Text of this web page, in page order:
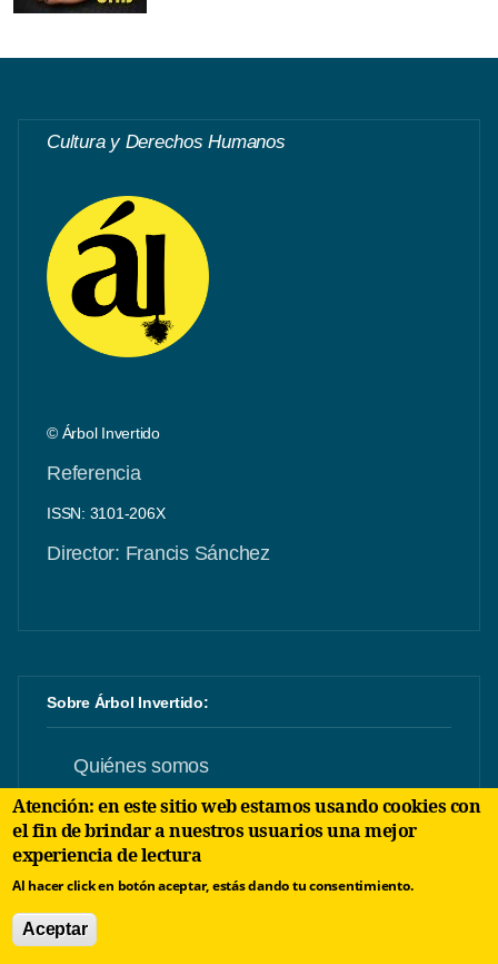
Cultura y Derechos Humanos
© Árbol Invertido
Referencia
ISSN: 3101-206X
Director: Francis Sánchez
Sobre Árbol Invertido:
Quiénes somos
Principios editoriales
Normas editoriales
Identidad
Atención: en este sitio web estamos usando cookies con
el fin de brindar a nuestros usuarios una mejor
experiencia de lectura
Al hacer click en botón aceptar, estás dando tu consentimiento.
Aceptar